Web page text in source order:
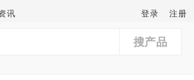
讯 登录 注册
搜产品